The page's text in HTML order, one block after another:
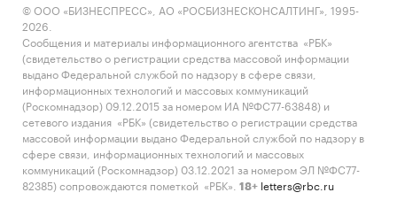
© ООО «БИЗНЕСПРЕСС», АО «РОСБИЗНЕСКОНСАЛТИНГ», 1995-
2026.
Сообщения и материалы информационного агентства «РБК»
(свидетельство о регистрации средства массовой информации
выдано Федеральной службой по надзору в сфере связи,
информационных технологий и массовых коммуникаций
(Роскомнадзор) 09.12.2015 за номером ИА №ФС77-63848) и
сетевого издания «РБК» (свидетельство о регистрации средства
массовой информации выдано Федеральной службой по надзору в
сфере связи, информационных технологий и массовых
коммуникаций (Роскомнадзор) 03.12.2021 за номером ЭЛ №ФС77-
82385) сопровождаются пометкой «РБК».
18+ letters@rbc.ru